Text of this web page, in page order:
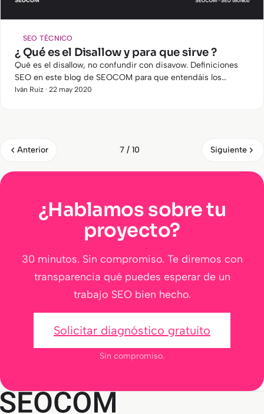
SEO TÉCNICO
¿ Qué es el Disallow y para que sirve ?
Qué es el disallow, no confundir con disavow. Definiciones
SEO en este blog de SEOCOM para que entendáis los
conceptos.
Iván Ruiz · 22 may 2020
Anterior 7 / 10 Siguiente
¿Hablamos sobre tu
proyecto?
30 minutos. Sin compromiso. Te diremos con
transparencia qué puedes esperar de un
trabajo SEO bien hecho.
Solicitar diagnóstico gratuito
Sin compromiso.